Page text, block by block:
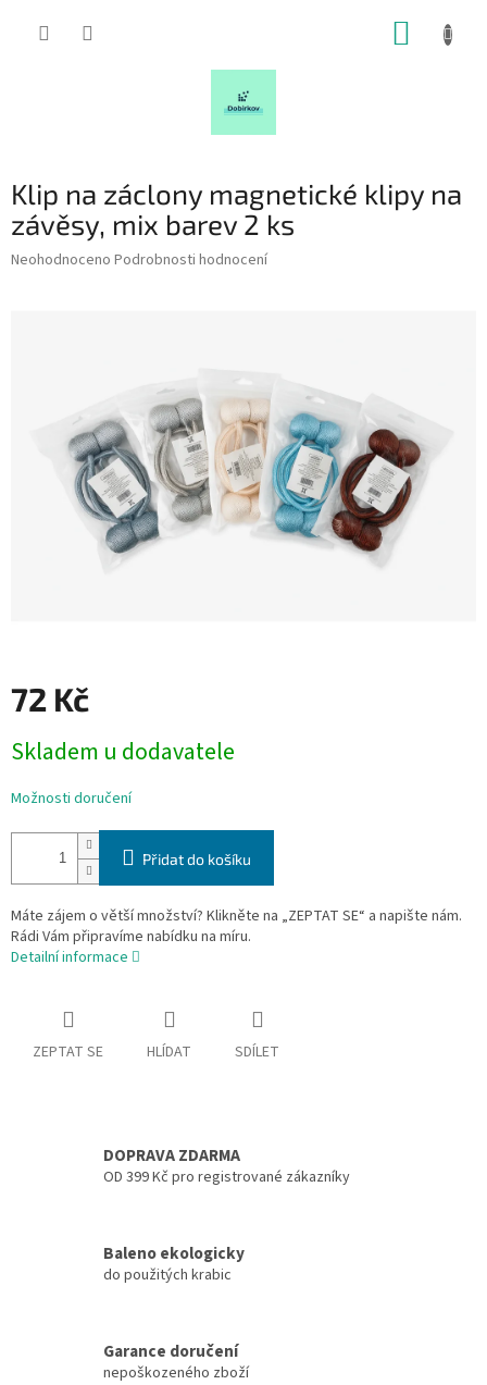
Klip na záclony magnetické klipy na
závěsy, mix barev 2 ks
Průměrné
Neohodnoceno Podrobnosti hodnocení
72 Kč
cena:
Skladem u dodavatele
Možnosti doručení
Přidat do košíku
Máte zájem o větší množství? Klikněte na „ZEPTAT SE“ a napište nám.
Rádi Vám připravíme nabídku na míru.
Detailní informace
ZEPTAT SE HLÍDAT SDÍLET
DOPRAVA ZDARMA
OD 399 Kč pro registrované zákazníky
Baleno ekologicky
do použitých krabic
Garance doručení
nepoškozeného zboží